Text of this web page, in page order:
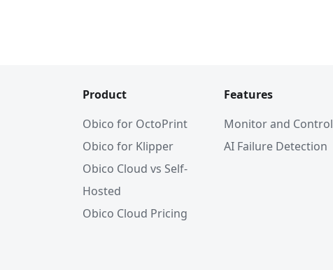
Product
Obico for OctoPrint
Obico for Klipper
Obico Cloud vs Self-
Hosted
Obico Cloud Pricing
Features
Monitor and Control
AI Failure Detection